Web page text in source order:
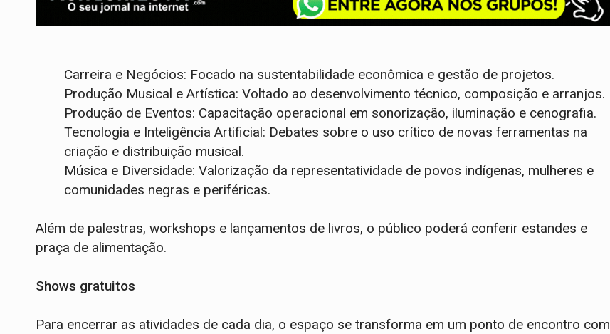
Carreira e Negócios: Focado na sustentabilidade econômica e gestão de projetos.
Produção Musical e Artística: Voltado ao desenvolvimento técnico, composição e arranjos.
Produção de Eventos: Capacitação operacional em sonorização, iluminação e cenografia.
Tecnologia e Inteligência Artificial: Debates sobre o uso crítico de novas ferramentas na
criação e distribuição musical.
Música e Diversidade: Valorização da representatividade de povos indígenas, mulheres e
comunidades negras e periféricas.
Além de palestras, workshops e lançamentos de livros, o público poderá conferir estandes e
praça de alimentação.
Shows gratuitos
Para encerrar as atividades de cada dia, o espaço se transforma em um ponto de encontro com